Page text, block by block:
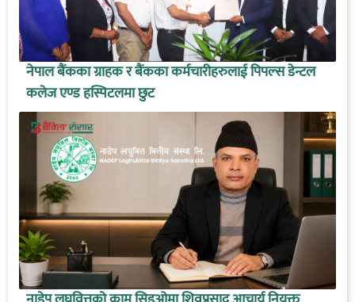
नेपाल बैंकका ग्राहक र बैंकका कर्मचारीहरुलाई पिपल्स डेन्टल
कलेज एण्ड हस्पिटलमा छुट